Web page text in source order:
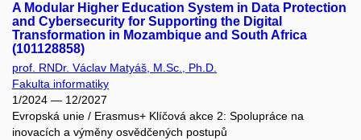
A Modular Higher Education System in Data Protection
and Cybersecurity for Supporting the Digital
Transformation in Mozambique and South Africa
(101128858)
prof. RNDr. Václav Matyáš, M.Sc., Ph.D.
Fakulta informatiky
1/2024 — 12/2027
Evropská unie / Erasmus+ Klíčová akce 2: Spolupráce na
inovacích a výměny osvědčených postupů